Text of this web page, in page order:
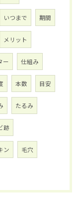
いつまで 期間
メリット
ー 仕組み
本数 目安
たるみ
跡
ン 毛穴